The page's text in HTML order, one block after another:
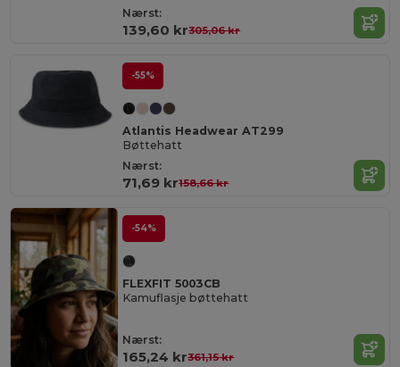
Nærst:
139,60 kr305,06 kr
-55%
Atlantis Headwear AT299
Bøttehatt
Nærst:
71,69 kr158,66 kr
-54%
FLEXFIT 5003CB
Kamuflasje bøttehatt
Nærst:
165,24 kr361,15 kr